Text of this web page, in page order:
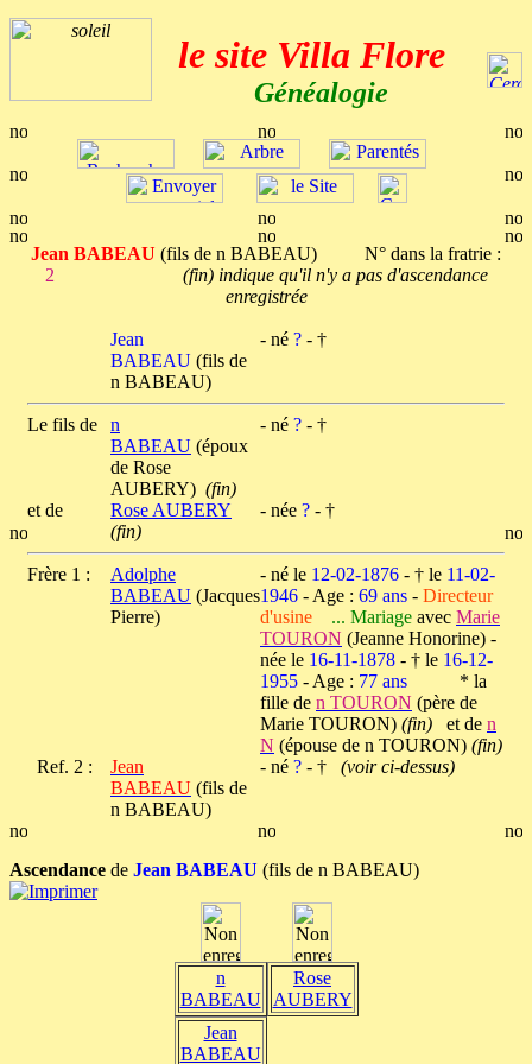
le site Villa Flore
Généalogie
Jean BABEAU (fils de n BABEAU) N° dans la fratrie :
2
(fin) indique qu'il n'y a pas d'ascendance
enregistrée
Jean
BABEAU (fils de
n BABEAU)
- né ? - †
Le fils de
n
BABEAU (époux
de Rose
AUBERY) (fin)
- né ? - †
et de
Rose AUBERY
(fin)
- née ? - †
Frère 1 :
Adolphe
BABEAU (Jacques
Pierre)
- né le 12-02-1876 - † le 11-02-
1946 - Age : 69 ans - Directeur
d'usine
... Mariage avec Marie
TOURON (Jeanne Honorine) -
née le 16-11-1878 - † le 16-12-
1955 - Age : 77 ans
* la
fille de n TOURON (père de
Marie TOURON) (fin) et de n
N (épouse de n TOURON) (fin)
Ref. 2 :
Jean
BABEAU (fils de
n BABEAU)
- né ? - † (voir ci-dessus)
Ascendance de Jean BABEAU (fils de n BABEAU)
n
BABEAU
Rose
AUBERY
Jean
BABEAU